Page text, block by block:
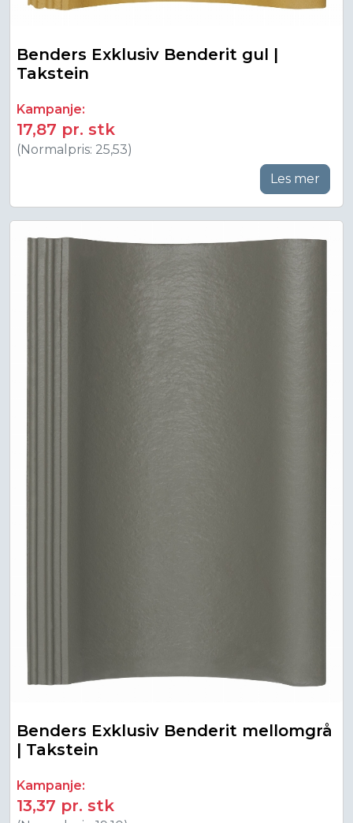
Benders Exklusiv Benderit gul |
Takstein
Kampanje:
17,87 pr. stk
(Normalpris: 25,53)
Les mer
Benders Exklusiv Benderit mellomgrå
| Takstein
Kampanje:
13,37 pr. stk